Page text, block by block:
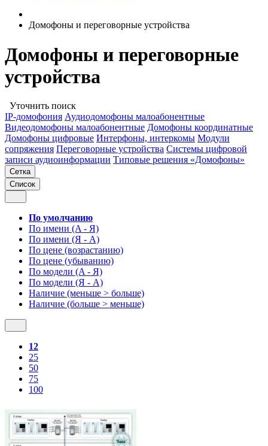
Домофоны и переговорные устройства
Домофоны и переговорные
устройства
Уточнить поиск
IP-домофония Аудиодомофоны малоабонентные
Видеодомофоны малоабонентные Домофоны координатные
Домофоны цифровые Интерфоны, интеркомы Модули
сопряжения Переговорные устройства Системы цифровой
записи аудиоинформации Типовые решения «Домофоны»
Сетка
Список
По умолчанию
По имени (A - Я)
По имени (Я - A)
По цене (возрастанию)
По цене (убыванию)
По модели (A - Я)
По модели (Я - A)
Наличие (меньше > больше)
Наличие (больше > меньше)
12
25
50
75
100